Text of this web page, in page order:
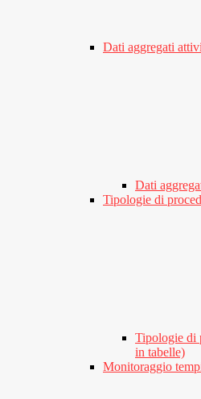
Dati aggregati
Dati
Tipologie di
Tipologie di
in tabelle)
Monitoraggio